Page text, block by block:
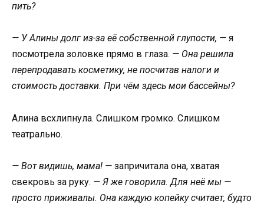
пить?
— У Алины долг из-за её собственной глупости, — я
посмотрела золовке прямо в глаза. — Она решила
перепродавать косметику, не посчитав налоги и
стоимость доставки. При чём здесь мои бассейны?
Алина всхлипнула. Слишком громко. Слишком
театрально.
— Вот видишь, мама! — запричитала она, хватая
свекровь за руку. — Я же говорила. Для неё мы —
просто приживалы. Она каждую копейку считает, будто